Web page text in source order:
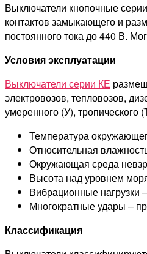
Выключатели кнопочные
контактов замыкающего и
постоянного тока до 440 В.
Условия эксплуатации
Выключатели серии КЕ
электровозов, тепловозов,
умеренного (У),
Температура
Относительная
Окружающая среда
Высота над уровнем
Вибрационные нагрузки
Многократные удары –
Классификация